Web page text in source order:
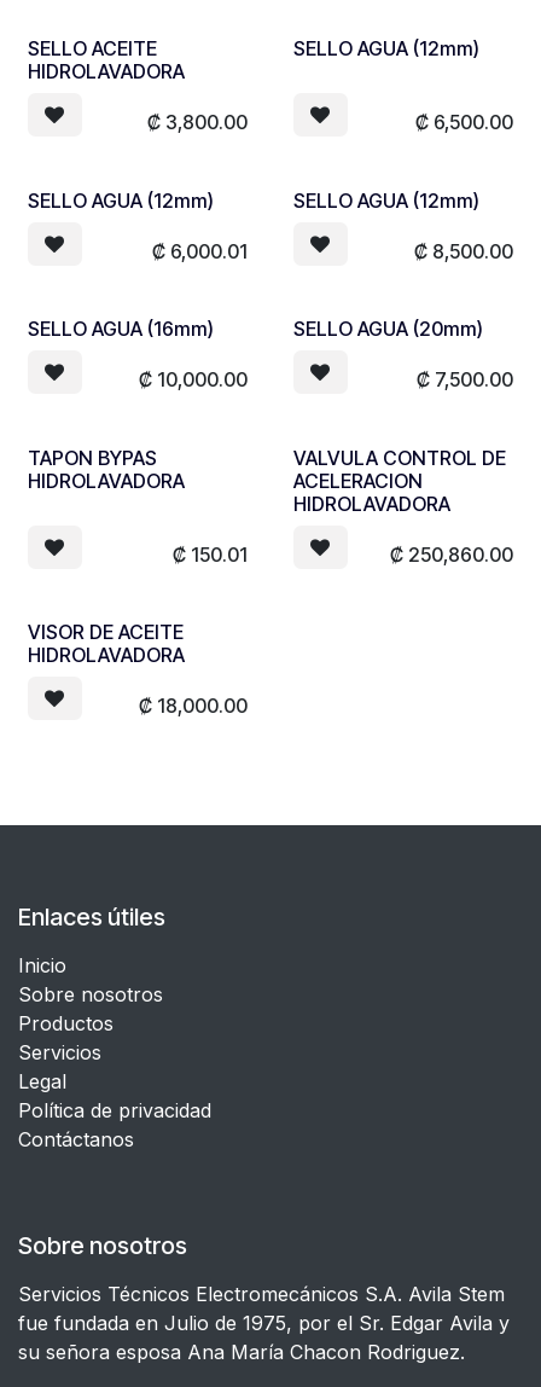
SELLO ACEITE
HIDROLAVADORA
₡ 3,800.00
SELLO AGUA (12mm)
₡ 6,500.00
SELLO AGUA (12mm)
₡ 6,000.01
SELLO AGUA (12mm)
₡ 8,500.00
SELLO AGUA (16mm)
₡ 10,000.00
SELLO AGUA (20mm)
₡ 7,500.00
TAPON BYPAS
HIDROLAVADORA
₡ 150.01
VALVULA CONTROL DE
ACELERACION
HIDROLAVADORA
₡ 250,860.00
VISOR DE ACEITE
HIDROLAVADORA
₡ 18,000.00
Enlaces útiles
Inicio
Sobre nosotros
Productos
Servicios
Legal
​Política de privacidad
Contáctanos
Sobre nosotros
Servicios Técnicos Electromecánicos S.A. Avila Stem
fue fundada en Julio de 1975, por el Sr. Edgar Avila y
su señora esposa Ana María Chacon Rodriguez.